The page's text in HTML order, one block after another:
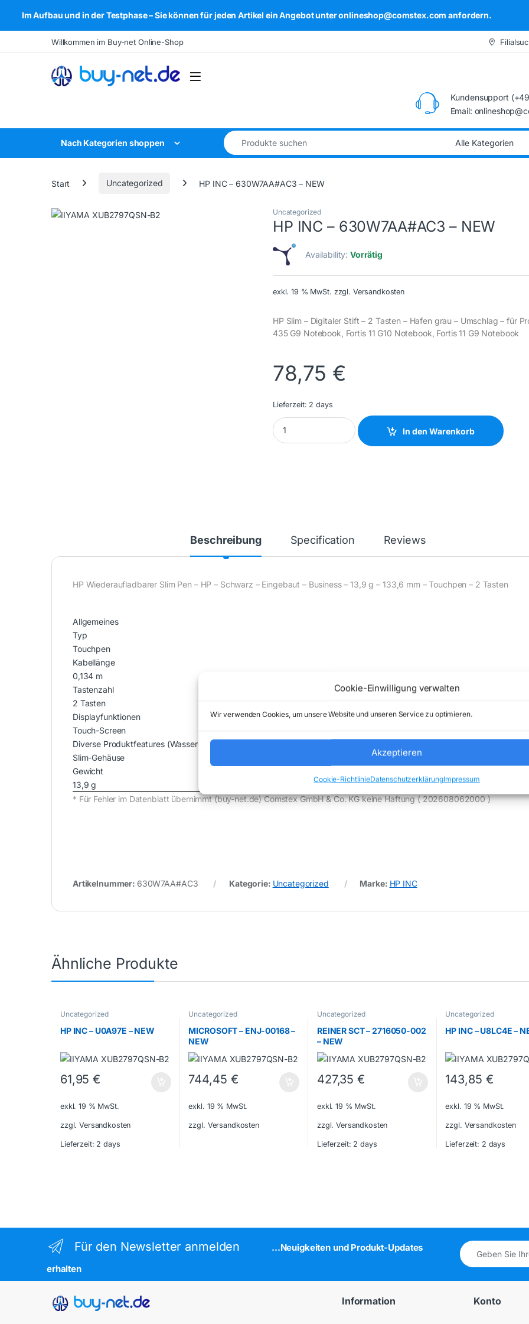
Cookie-Einwilligung verwalten
Wir verwenden Cookies, um unsere Website und unseren Service zu optimieren.
Akzeptieren
Cookie-RichtlinieDatenschutzerklärungImpressum
Im Aufbau und in der Testphase – Sie können für jeden Artikel ein Angebot unter onlineshop@comstex.com anfordern.
Skip to navigation
Skip to contentWillkommen im Buy-net Online-Shop
Open
Kundensupport
Email:
Nach Kategorien shoppen
Search for:
Start Uncategorized HP INC – 630W7AA#AC3 – NEW
Uncategorized
HP INC – 630W7AA#AC3 – NEW
Availability:Vorrätig
exkl. 19 % MwSt. zzgl. Versandkosten
HP Slim – Digitaler Stift – 2 Tasten – Hafen grau – Umschlag – für
435 G9 Notebook, Fortis 11 G10 Notebook, Fortis 11 G9 Notebook
78,75 €
Lieferzeit: 2 days
HP INC - 630W7AA#AC3 - NEW quantity
In den Warenkorb
Beschreibung Specification Reviews
HP Wiederaufladbarer Slim Pen – HP – Schwarz – Eingebaut – Business – 13,9 g – 133,6 mm – Touchpen – 2 Tasten
Allgemeines
Typ
Touchpen
Kabellänge
0,134 m
Tastenzahl
2 Tasten
Displayfunktionen
Touch-Screen
Diverse Produktfeatures (Wasserdicht, Lautstärkeregler, …)
Slim-Gehäuse
Gewicht
13,9 g
* Für Fehler im Datenblatt übernimmt (buy-net.de) Comstex GmbH & Co. KG keine Haftung ( 202608062000 )
Artikelnummer: 630W7AA#AC3 Kategorie: Uncategorized Marke: HP INC
Ähnliche Produkte
Uncategorized
HP INC – U0A97E – NEW
61,95€
exkl. 19 % MwSt.
zzgl. Versandkosten
Lieferzeit: 2 days
Uncategorized
MICROSOFT – ENJ-00168 –
NEW
744,45 €
exkl. 19 % MwSt.
zzgl. Versandkosten
Uncategorized
REINER SCT – 2716050-002
– NEW
427,35€
exkl. 19 % MwSt.
zzgl. Versandkosten
Lieferzeit: 2 days
Uncategorized
HP INC – U8LC4E –
143,85 €
exkl. 19 % MwSt.
zzgl. Versandkosten
Lieferzeit: 2 days
Für den Newsletter anmelden
...Neuigkeiten und Produkt-Updates
erhalten
Information Konto